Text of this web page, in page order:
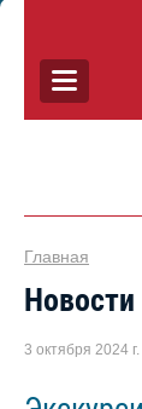
Главная
Новости
3 октября 2024 г.